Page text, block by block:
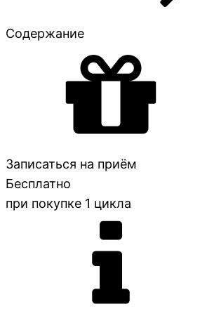
Содержание
Записаться на приём
Бесплатно
при покупке 1 цикла